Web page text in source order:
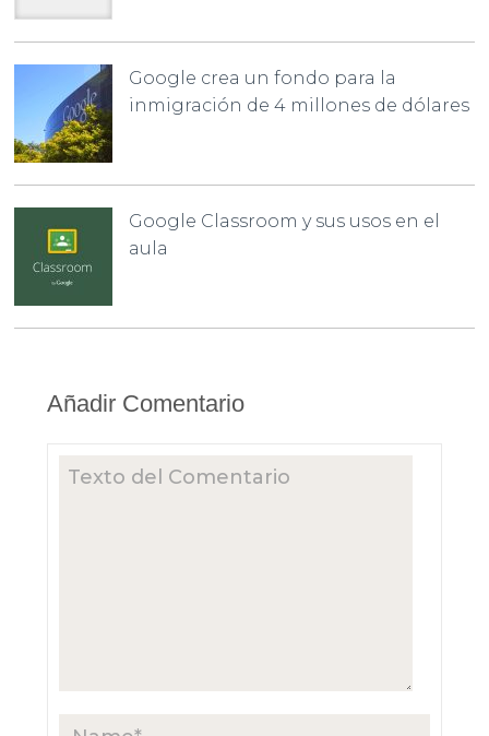
Google crea un fondo para la
inmigración de 4 millones de dólares
Google Classroom y sus usos en el
aula
Añadir Comentario